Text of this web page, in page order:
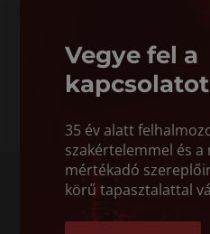
Vegye fel a
35 év alatt
szakértelemmel és a
mértékadó
körű tapasztalattal